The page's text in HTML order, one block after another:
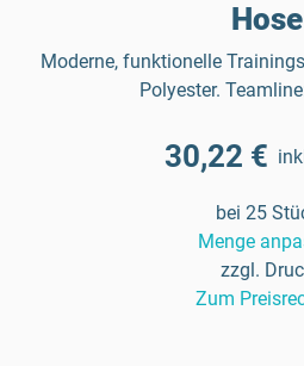
Hose
Moderne, funktionelle
Polyester.
30,22 €
bei 25
Menge
zzgl.
Zum